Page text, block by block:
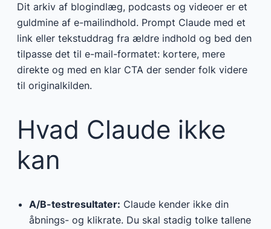
Dit arkiv af blogindlæg, podcasts og videoer er et
guldmine af e-mailindhold. Prompt Claude med et
link eller tekstuddrag fra ældre indhold og bed den
tilpasse det til e-mail-formatet: kortere, mere
direkte og med en klar CTA der sender folk videre
til originalkilden.
Hvad Claude ikke
kan
A/B-testresultater: Claude kender ikke din
åbnings- og klikrate. Du skal stadig tolke tallene